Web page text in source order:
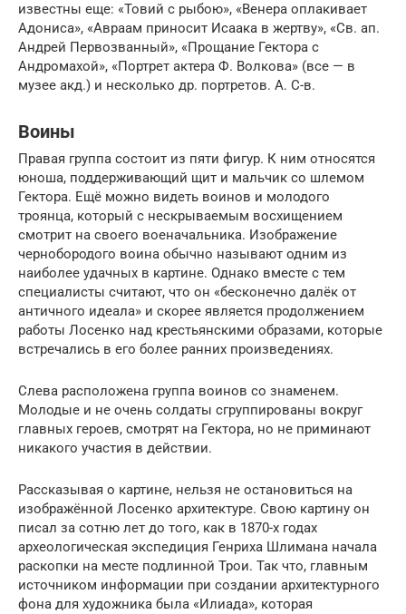
известны еще: «Товий с рыбою», «Венера оплакивает
Адониса», «Авраам приносит Исаака в жертву», «Св. ап.
Андрей Первозванный», «Прощание Гектора с
Андромахой», «Портрет актера Ф. Волкова» (все — в
музее акд.) и несколько др. портретов. А. С-в.
Воины
Правая группа состоит из пяти фигур. К ним относятся
юноша, поддерживающий щит и мальчик со шлемом
Гектора. Ещё можно видеть воинов и молодого
троянца, который с нескрываемым восхищением
смотрит на своего военачальника. Изображение
чернобородого воина обычно называют одним из
наиболее удачных в картине. Однако вместе с тем
специалисты считают, что он «бесконечно далёк от
античного идеала» и скорее является продолжением
работы Лосенко над крестьянскими образами, которые
встречались в его более ранних произведениях.
Слева расположена группа воинов со знаменем.
Молодые и не очень солдаты сгруппированы вокруг
главных героев, смотрят на Гектора, но не приминают
никакого участия в действии.
Рассказывая о картине, нельзя не остановиться на
изображённой Лосенко архитектуре. Свою картину он
писал за сотню лет до того, как в 1870-х годах
археологическая экспедиция Генриха Шлимана начала
раскопки на месте подлинной Трои. Так что, главным
источником информации при создании архитектурного
фона для художника была «Илиада», которая